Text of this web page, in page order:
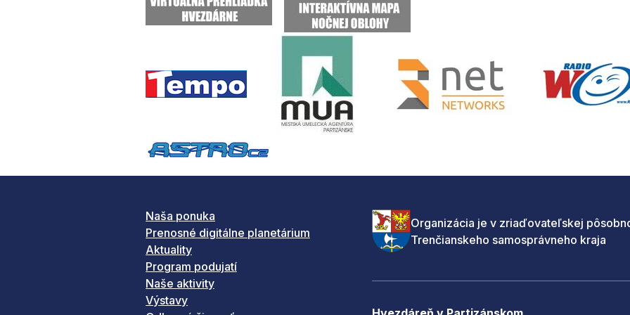
Naša ponuka
Prenosné digitálne planetárium
Aktuality
Program podujatí
Naše aktivity
Výstavy
Organizácia je v zriaďovateľskej
Trenčianskeho samosprávneho kraja